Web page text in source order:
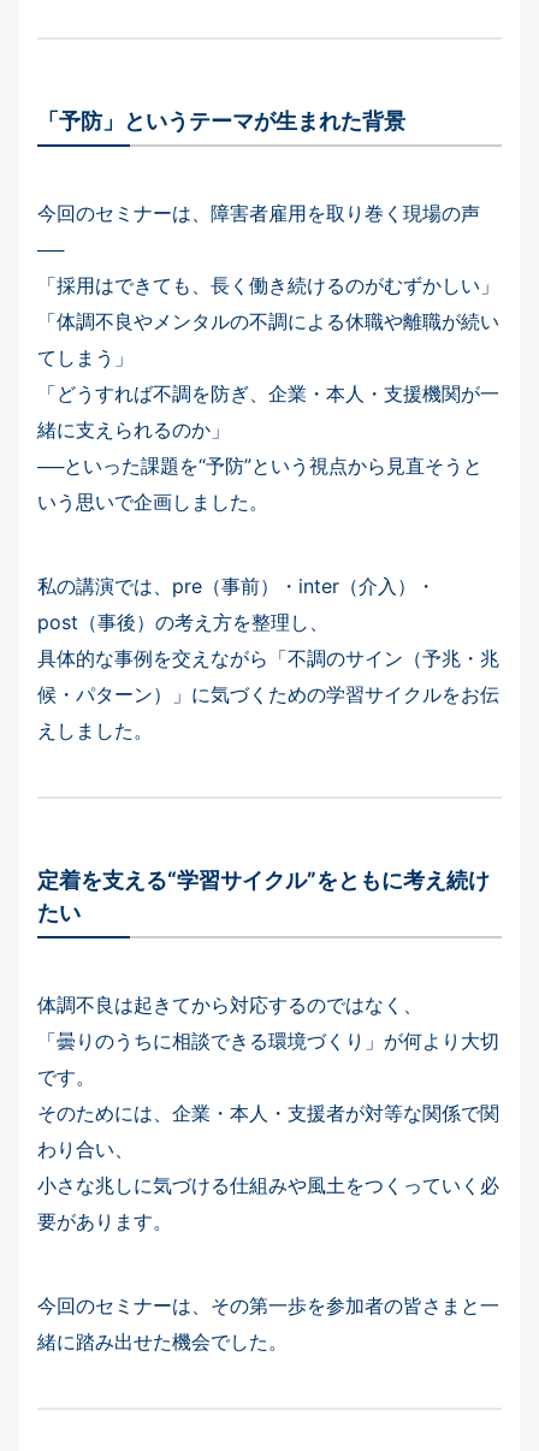
「予防」というテーマが生まれた背景
今回のセミナーは、障害者雇用を取り巻く現場の声
──
「採用はできても、長く働き続けるのがむずかしい」
「体調不良やメンタルの不調による休職や離職が続い
てしまう」
「どうすれば不調を防ぎ、企業・本人・支援機関が一
緒に支えられるのか」
──といった課題を“予防”という視点から見直そうと
いう思いで企画しました。
私の講演では、pre（事前）・inter（介入）・
post（事後）の考え方を整理し、
具体的な事例を交えながら「不調のサイン（予兆・兆
候・パターン）」に気づくための学習サイクルをお伝
えしました。
定着を支える“学習サイクル”をともに考え続け
たい
体調不良は起きてから対応するのではなく、
「曇りのうちに相談できる環境づくり」が何より大切
です。
そのためには、企業・本人・支援者が対等な関係で関
わり合い、
小さな兆しに気づける仕組みや風土をつくっていく必
要があります。
今回のセミナーは、その第一歩を参加者の皆さまと一
緒に踏み出せた機会でした。